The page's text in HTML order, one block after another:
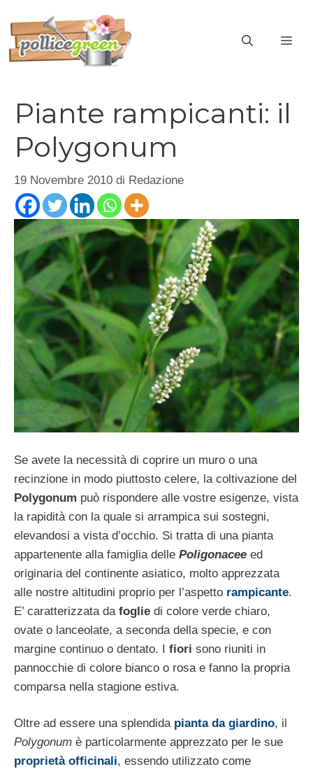
contenuto
Piante rampicanti: il
Polygonum
19 Novembre 2010 di Redazione
Se avete la necessità di coprire un muro o una
recinzione in modo piuttosto celere, la coltivazione del
Polygonum può rispondere alle vostre esigenze, vista
la rapidità con la quale si arrampica sui sostegni,
elevandosi a vista d’occhio. Si tratta di una pianta
appartenente alla famiglia delle Poligonacee ed
originaria del continente asiatico, molto apprezzata
alle nostre altitudini proprio per l’aspetto rampicante.
E’ caratterizzata da foglie di colore verde chiaro,
ovate o lanceolate, a seconda della specie, e con
margine continuo o dentato. I fiori sono riuniti in
pannocchie di colore bianco o rosa e fanno la propria
comparsa nella stagione estiva.
Oltre ad essere una splendida pianta da giardino, il
Polygonum è particolarmente apprezzato per le sue
proprietà officinali, essendo utilizzato come